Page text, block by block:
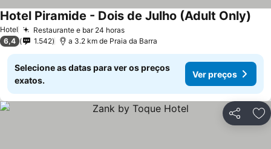
Hotel Restaurante e bar 24 horas
Hotel Piramide - Dois de Julho (Adult Only)
6,4 1.542 a 3.2 km de Praia da Barra
Selecione as datas para ver os preços
exatos.
Ver preços
Partilhar